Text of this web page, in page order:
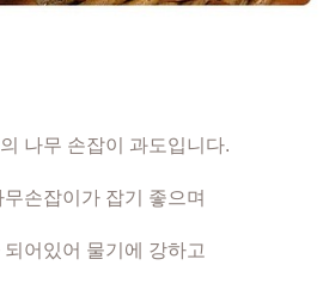
나무 손잡이 과도입니다.
손잡이가 잡기 좋으며
어있어 물기에 강하고